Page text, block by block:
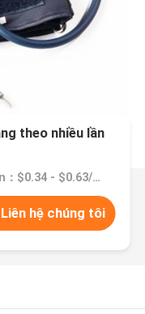
theo nhiều lần
Giá bán：$0.34 - $0.63/pieces
Liên hệ chúng tôi